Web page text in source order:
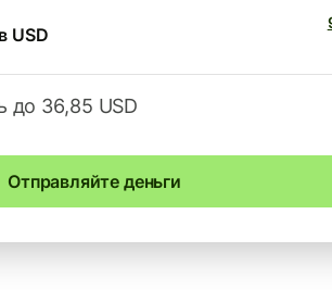
USD
до 36,85 USD
Отправляйте деньги